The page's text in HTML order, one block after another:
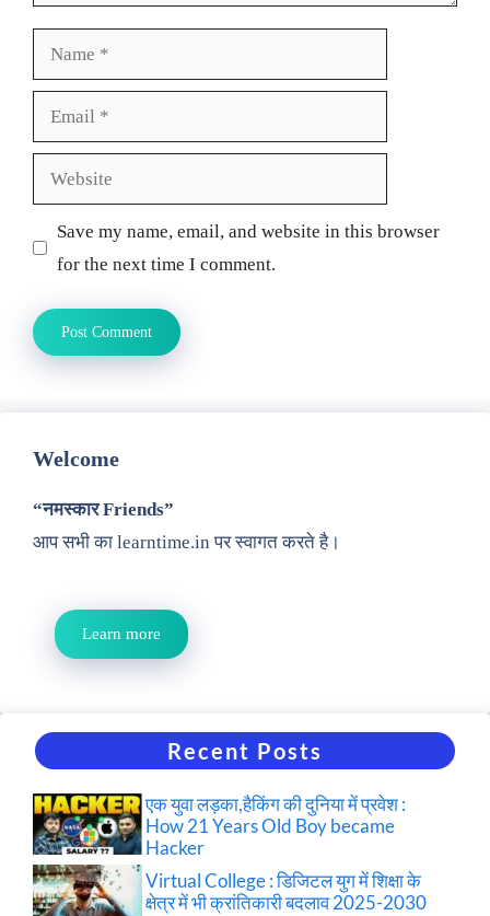
Website
Save my name, email, and website in this browser
for the next time I comment.
Welcome
“नमस्कार Friends”
आप सभी का learntime.in पर स्वागत करते है।
Learn more
Recent Posts
एक युवा लड़का,हैकिंग की दुनिया में प्रवेश :
How 21 Years Old Boy became
Hacker
Virtual College : डिजिटल युग में शिक्षा के
क्षेत्र में भी क्रांतिकारी बदलाव 2025-2030